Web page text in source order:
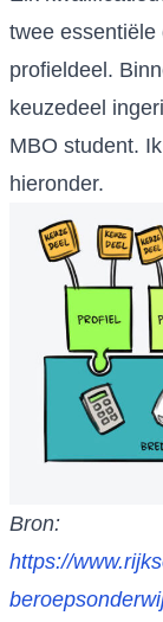
twee
profieldeel.
keuzedeel
MBO student.
hieronder.
Bron:
https://